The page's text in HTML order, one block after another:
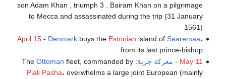
son Adam Khan , triumph 3 . Bairam Khan on a pilgrimage
to Mecca and assassinated during the trip (31 January
1561)
April 15- Denmarkbuys the Estonian island of Saaremaa،
from its last prince-bishop.
May 11
- معركة جربة: The
Ottoman fleet, commanded by
Piali Pasha، overwhelms a large joint European (mainly